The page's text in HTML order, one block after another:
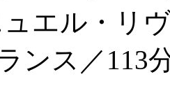
エル・リ
ンス／113